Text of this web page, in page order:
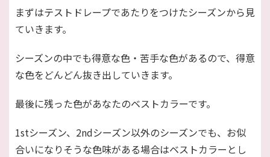
まずはテストドレープであたりをつけたシーズンから見
ていきます。
シーズンの中でも得意な色・苦手な色があるので、得意
な色をどんどん抜き出していきます。
最後に残った色があなたのベストカラーです。
1stシーズン、2ndシーズン以外のシーズンでも、お似
合いになりそうな色味がある場合はベストカラーとし